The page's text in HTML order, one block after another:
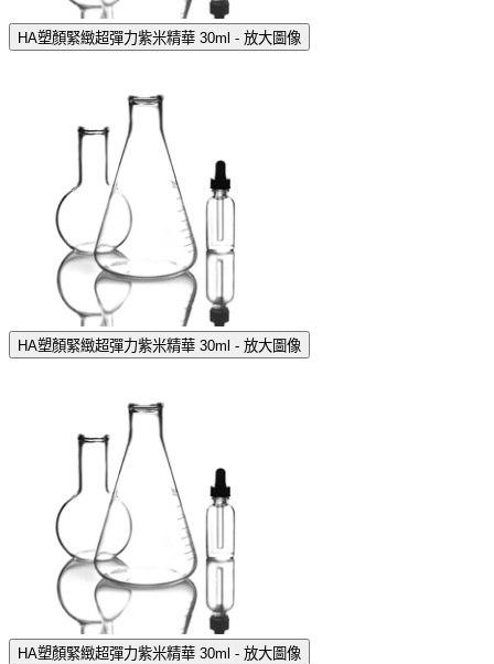
HA塑顏緊緻超彈力紫米精華 30ml - 放大圖像
HA塑顏緊緻超彈力紫米精華 30ml - 放大圖像
HA塑顏緊緻超彈力紫米精華 30ml - 放大圖像